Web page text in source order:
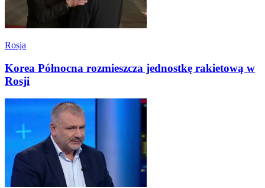
Rosja
Korea Północna rozmieszcza jednostkę rakietową w
Rosji